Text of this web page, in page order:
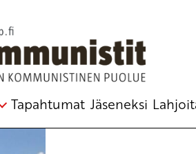
Tapahtumat Jäseneksi